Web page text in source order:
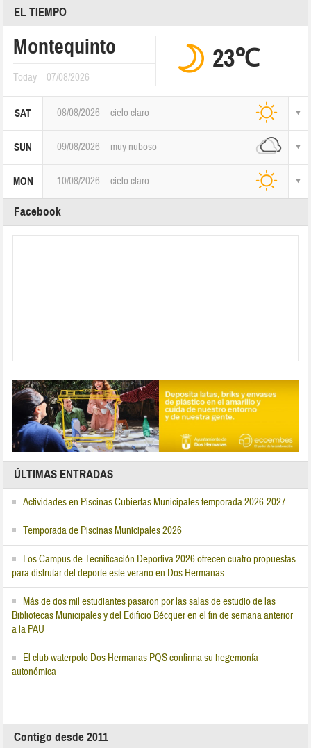
EL TIEMPO
Montequinto
Today 07/08/2026
23℃
SAT 08/08/2026 cielo claro
SUN 09/08/2026 muy nuboso
MON 10/08/2026 cielo claro
Facebook
ÚLTIMAS ENTRADAS
Actividades en Piscinas Cubiertas Municipales temporada 2026-2027
Temporada de Piscinas Municipales 2026
Los Campus de Tecnificación Deportiva 2026 ofrecen cuatro propuestas
para disfrutar del deporte este verano en Dos Hermanas
Más de dos mil estudiantes pasaron por las salas de estudio de las
Bibliotecas Municipales y del Edificio Bécquer en el fin de semana anterior
a la PAU
El club waterpolo Dos Hermanas PQS confirma su hegemonía
autonómica
Contigo desde 2011